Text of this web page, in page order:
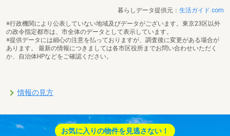
暮らしデータ提供元： 生活ガイド.com
※行政機関により公表していない地域及びデータがございます。東京23区以外
の政令指定都市は、市全体のデータとして表示しています。
※提供データには細心の注意を払っておりますが、調査後に変更がある場合が
あります。 最新の情報につきましては各市区役所までお問い合わせいただく
か、自治体HPなどをご確認ください。
情報の見方
お気に入りの物件を見逃さない！